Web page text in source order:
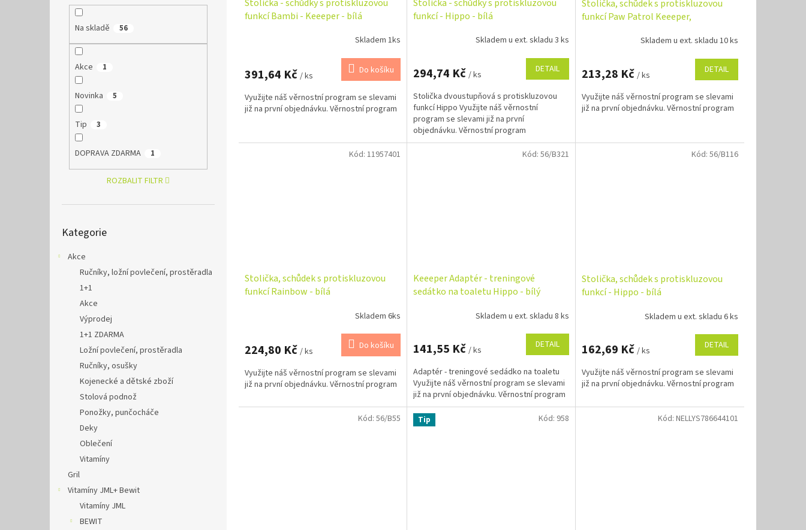
Na skladě 56
Akce 1
Novinka 5
Tip 3
DOPRAVA ZDARMA 1
ROZBALIT FILTR
kategorie
Kategorie
Akce
Ručníky, ložní povlečení, prostěradla
1+1
Akce
Výprodej
1+1 ZDARMA
Ložní povlečení, prostěradla
Ručníky, osušky
Kojenecké a dětské zboží
Stolová podnož
Ponožky, punčocháče
Deky
Oblečení
Vitamíny
Gril
Vitamíny JML+ Bewit
Vitamíny JML
BEWIT
Stolička - schůdky s protiskluzovou
funkcí Bambi - Keeeper - bílá
Skladem 1ks
391,64 Kč / ks Do košíku
Využijte náš věrnostní program se slevami
již na první objednávku. Věrnostní program
Stolička - schůdky s protiskluzovou
funkcí - Hippo - bílá
Skladem u ext. skladu 3 ks
294,74 Kč / ks DETAIL
Stolička dvoustupňová s protiskluzovou
funkcí Hippo Využijte náš věrnostní
program se slevami již na první
objednávku. Věrnostní program
Stolička, schůdek s protiskluzovou
funkcí Paw Patrol Keeeper,
Skladem u ext. skladu 10 ks
213,28 Kč / ks DETAIL
Využijte náš věrnostní program se slevami
již na první objednávku. Věrnostní program
Stolička, schůdek s protiskluzovou
funkcí Rainbow - bílá
Skladem 6ks
224,80 Kč / ks Do košíku
Využijte náš věrnostní program se slevami
již na první objednávku. Věrnostní program
Kód: 11957401
Keeeper Adaptér - treningové
sedátko na toaletu Hippo - bílý
Skladem u ext. skladu 8 ks
141,55 Kč / ks DETAIL
Adaptér - treningové sedádko na toaletu
Využijte náš věrnostní program se slevami
již na první objednávku. Věrnostní program
Kód: 56/B321
Stolička, schůdek s protiskluzovou
funkcí - Hippo - bílá
Skladem u ext. skladu 6 ks
162,69 Kč / ks DETAIL
Využijte náš věrnostní program se slevami
již na první objednávku. Věrnostní program
Kód: 56/B116
Kód: 56/B55 Tip Kód: 958 Kód: NELLYS786644101